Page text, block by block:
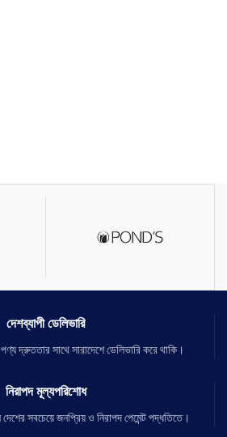
দেশব্যাপী ডেলিভারি
দ্রুততার সাথে সারাদেশে ডেলিভারি করে থাকি।
নিরাপদ মূল্যপরিশোধ
সবচেয়ে জনপ্রিয় ও নিরাপদ পেমেন্ট পদ্ধতিতে।